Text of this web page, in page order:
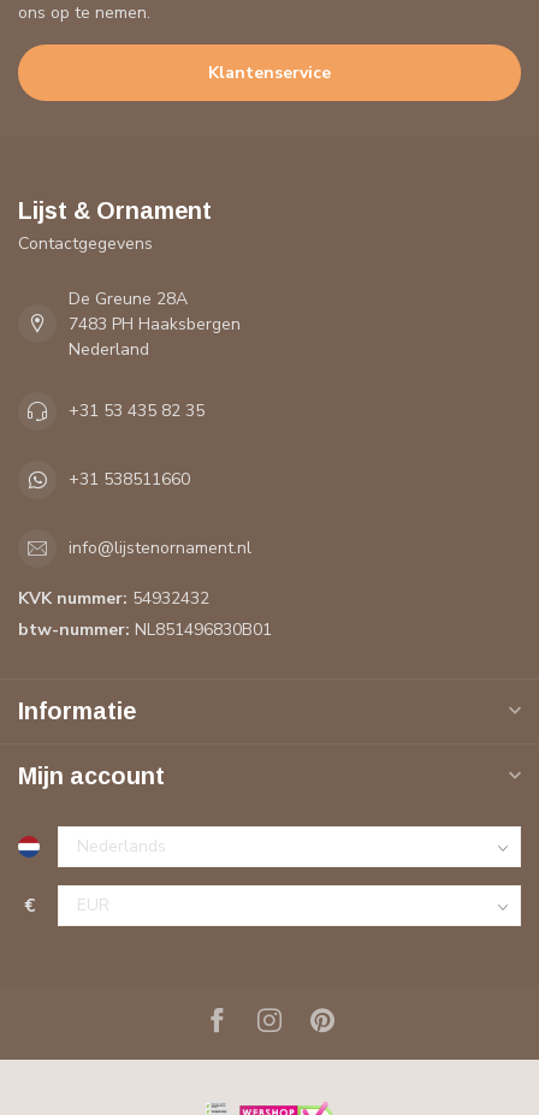
ons op te nemen.
Klantenservice
Lijst & Ornament
Contactgegevens
De Greune 28A
7483 PH Haaksbergen
Nederland
+31 53 435 82 35
+31 538511660
info@lijstenornament.nl
KVK nummer: 54932432
btw-nummer: NL851496830B01
Informatie
Mijn account
€